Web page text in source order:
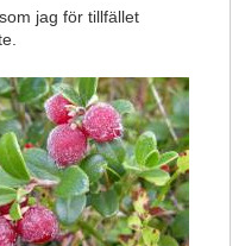
jag för tillfället